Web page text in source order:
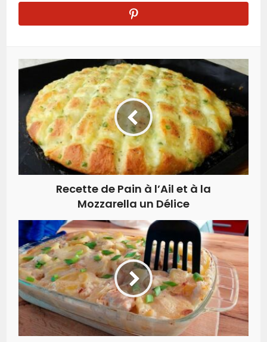
Recette de Pain à l’Ail et à la
Mozzarella un Délice